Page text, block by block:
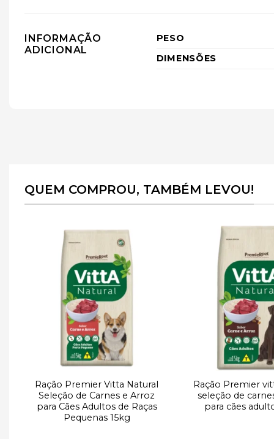
INFORMAÇÃO
ADICIONAL
PESO
DIMENSÕES
QUEM COMPROU, TAMBÉM LEVOU!
Adicionar
à lista de
desejos
Ração Premier Vitta Natural
Seleção de Carnes e Arroz
para Cães Adultos de Raças
Pequenas 15kg
Ração Premier
seleção de
para cães